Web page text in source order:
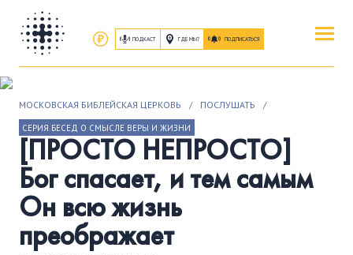
ПОДКАСТ ГДЕ МЫ? ПОДПИСАТЬСЯ
ОБ ИИСУСЕ ХРИСТЕ
ПОСЕТИТЬ
КАК ПРОЕХАТЬ О ЦЕРКВИ
ПРИСОЕДИНИТЬСЯ
ЗАНЯТИЯ |ГРУППЫ
МОСКОВСКАЯ БИБЛЕЙСКАЯ ЦЕРКОВЬ / ПОСЛУШАТЬ /
СЕРИЯ БЕСЕД О СМЫСЛЕ ВЕРЫ И ЖИЗНИ
[ПРОСТО НЕПРОСТО]
Бог спасает, и тем самым
Он всю жизнь
преображает